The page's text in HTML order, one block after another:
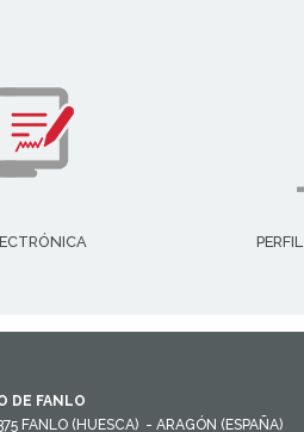
DE FANLO
FANLO (HUESCA) - ARAGÓN (ESPAÑA)